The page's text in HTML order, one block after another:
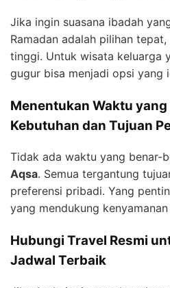
Jika ingin suasana ibadah
Ramadan adalah pilihan
tinggi. Untuk wisata keluarga
gugur bisa menjadi opsi yang
Menentukan Waktu
Kebutuhan dan Tujuan
Tidak ada waktu yang benar-
Aqsa. Semua tergantung
preferensi pribadi. Yang
yang mendukung
Hubungi Travel Resmi
Jadwal Terbaik